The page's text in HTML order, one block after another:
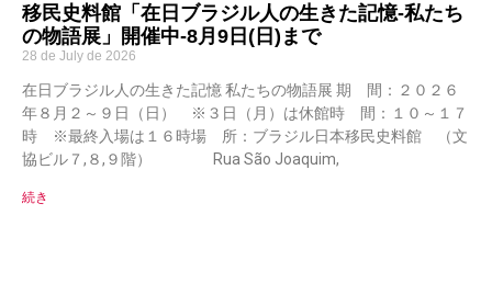
移民史料館「在日ブラジル人の生きた記憶-私たち
の物語展」開催中-8月9日(日)まで
28 de July de 2026
在日ブラジル人の生きた記憶 私たちの物語展 期 間：２０２６
年８月２～９日（日） ※３日（月）は休館時 間：１０～１７
時 ※最終入場は１６時場 所：ブラジル日本移民史料館 （文
協ビル７,８,９階） Rua São Joaquim,
続き